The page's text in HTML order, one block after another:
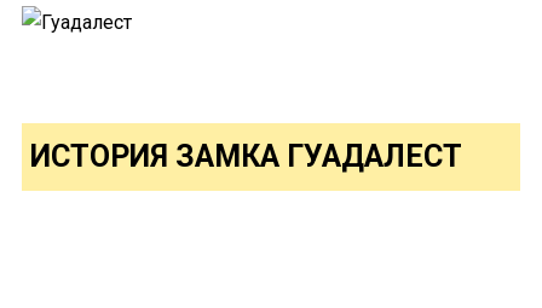
ИСТОРИЯ ЗАМКА ГУАДАЛЕСТ